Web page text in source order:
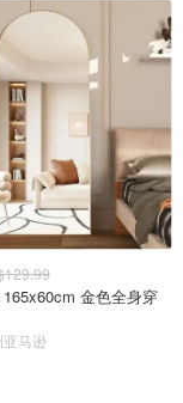
金色全身穿
马逊